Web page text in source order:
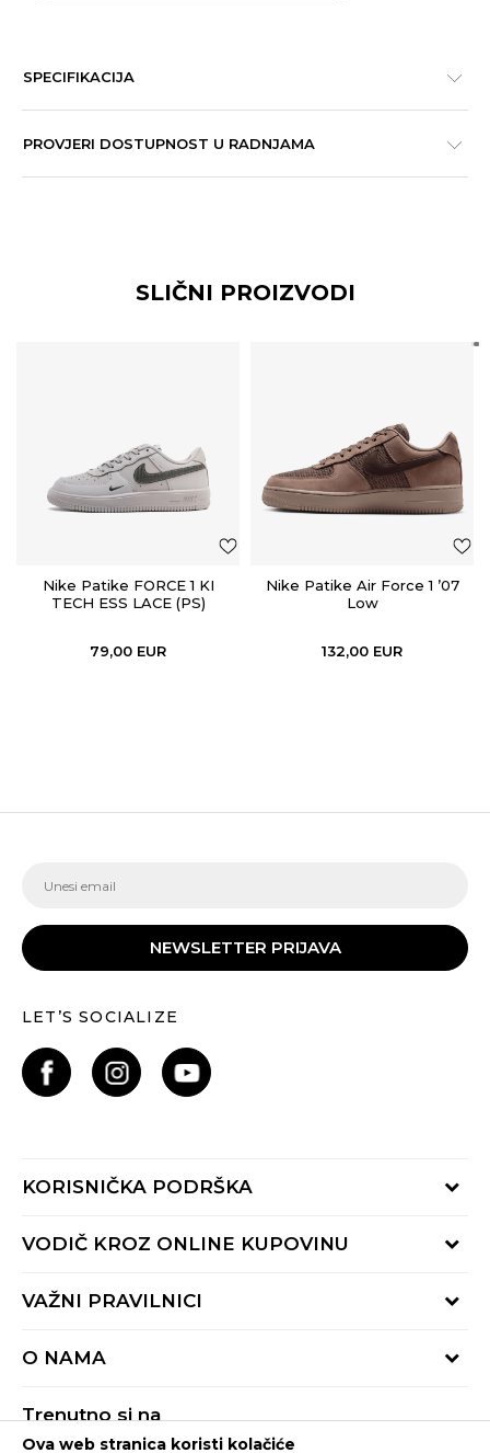
SPECIFIKACIJA
PROVJERI DOSTUPNOST U RADNJAMA
SLIČNI PROIZVODI
Nike Patike FORCE 1 KI
TECH ESS LACE (PS)
79,00 EUR
Nike Patike Air Force 1 ’07
Low
132,00 EUR
NEWSLETTER PRIJAVA
LET’S SOCIALIZE
KORISNIČKA PODRŠKA
Provjeri status porudžbine
Radno vrijeme 9-16h
VODIČ KROZ ONLINE KUPOVINU
Načini isporuke
Reklamacije
VAŽNI PRAVILNICI
Pravila Sport&Bonus programa
O NAMA
Trenutno si na
Ova web stranica koristi kolačiće